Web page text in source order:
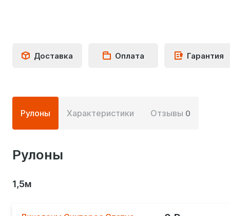
Доставка Оплата Гарантия
информация
товаре
Рулоны Характеристики Отзывы 0
Рулоны
1,5м